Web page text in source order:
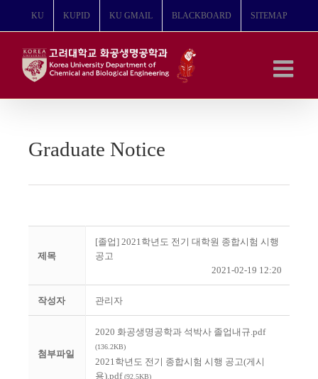
뛰
KU KUPID KU GMAIL BLACKBOARD SITEMAP
Graduate Notice
제목
[졸업] 2021학년도 전기 대학원 종합시험 시행
공고
2021-02-19 12:20
작성자 관리자
첨부파일
2020 화공생명공학과 석박사 졸업내규.pdf
(136.2KB)
2021학년도 전기 종합시험 시행 공고(게시
용).pdf(92.5KB)